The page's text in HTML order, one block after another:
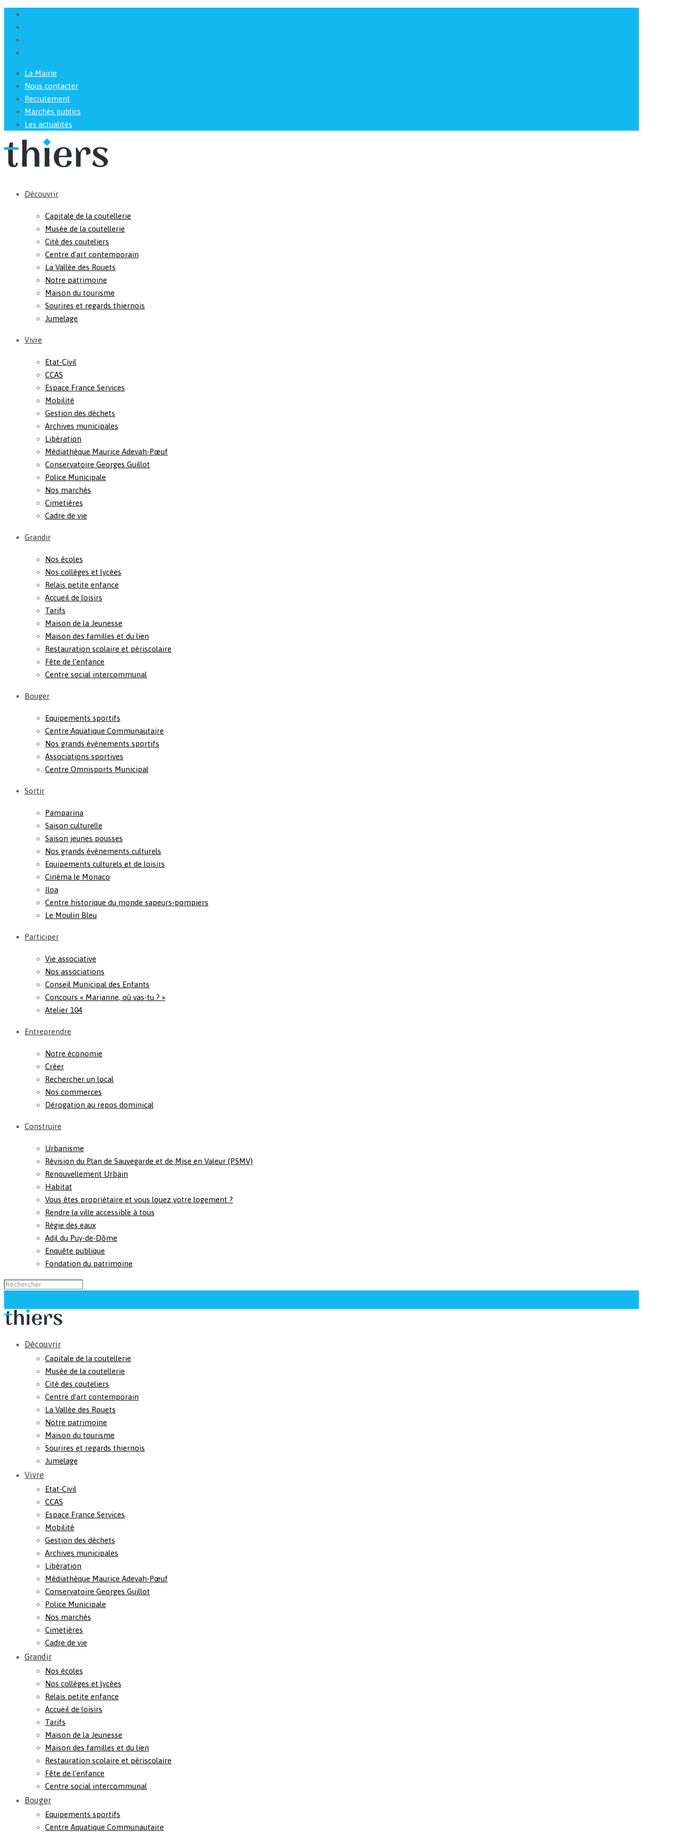
La Mairie
Nous contacter
Recrutement
Marchés publics
Les actualités
Découvrir
Capitale de la coutellerie
Musée de la coutellerie
Cité des couteliers
Centre d’art contemporain
La Vallée des Rouets
Notre patrimoine
Maison du tourisme
Sourires et regards thiernois
Jumelage
Vivre
Etat-Civil
CCAS
Espace France Services
Mobilité
Gestion des déchets
Archives municipales
Libération
Médiathèque Maurice Adevah-Pœuf
Conservatoire Georges Guillot
Police Municipale
Nos marchés
Cimetières
Cadre de vie
Grandir
Nos écoles
Nos collèges et lycées
Relais petite enfance
Accueil de loisirs
Tarifs
Maison de la Jeunesse
Maison des familles et du lien
Restauration scolaire et périscolaire
Fête de l’enfance
Centre social intercommunal
Bouger
Equipements sportifs
Centre Aquatique Communautaire
Nos grands évènements sportifs
Associations sportives
Centre Omnisports Municipal
Sortir
Pamparina
Saison culturelle
Saison jeunes pousses
Nos grands événements culturels
Equipements culturels et de loisirs
Cinéma le Monaco
Iloa
Centre historique du monde sapeurs-pompiers
Le Moulin Bleu
Participer
Vie associative
Nos associations
Conseil Municipal des Enfants
Concours « Marianne, où vas-tu ? »
Atelier 104
Entreprendre
Notre économie
Créer
Rechercher un local
Nos commerces
Dérogation au repos dominical
Construire
Urbanisme
Révision du Plan de Sauvegarde et de Mise en Valeur (PSMV)
Renouvellement Urbain
Habitat
Vous êtes propriétaire et vous louez votre logement ?
Rendre la ville accessible à tous
Régie des eaux
Adil du Puy-de-Dôme
Enquête publique
Fondation du patrimoine
Découvrir
Capitale de la coutellerie
Musée de la coutellerie
Cité des couteliers
Centre d’art contemporain
La Vallée des Rouets
Notre patrimoine
Maison du tourisme
Sourires et regards thiernois
Jumelage
Vivre
Etat-Civil
CCAS
Espace France Services
Mobilité
Gestion des déchets
Archives municipales
Libération
Médiathèque Maurice Adevah-Pœuf
Conservatoire Georges Guillot
Police Municipale
Nos marchés
Cimetières
Cadre de vie
Grandir
Nos écoles
Nos collèges et lycées
Relais petite enfance
Accueil de loisirs
Tarifs
Maison de la Jeunesse
Maison des familles et du lien
Restauration scolaire et périscolaire
Fête de l’enfance
Centre social intercommunal
Bouger
Equipements sportifs
Centre Aquatique Communautaire